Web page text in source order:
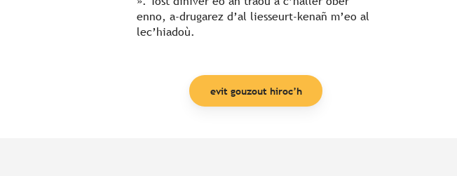
enno, a-drugarez d’al liesseurt-kenañ m’eo al
lec’hiadoù.
evit gouzout hiroc’h